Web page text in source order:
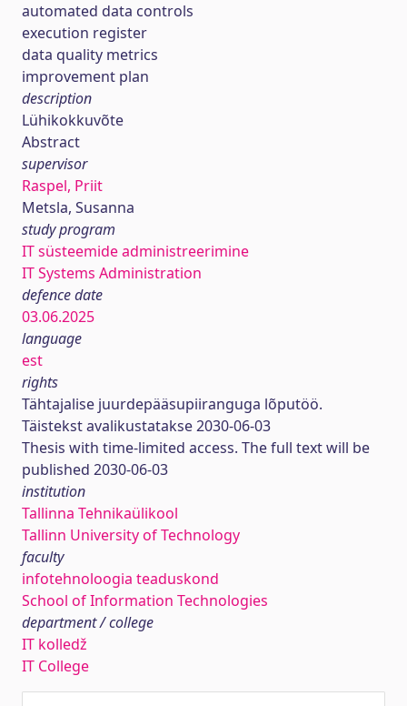
automated data controls
execution register
data quality metrics
improvement plan
description
Lühikokkuvõte
Abstract
supervisor
Raspel, Priit
Metsla, Susanna
study program
IT süsteemide administreerimine
IT Systems Administration
defence date
03.06.2025
language
est
rights
Tähtajalise juurdepääsupiiranguga lõputöö.
Täistekst avalikustatakse 2030-06-03
Thesis with time-limited access. The full text will be
published 2030-06-03
institution
Tallinna Tehnikaülikool
Tallinn University of Technology
faculty
infotehnoloogia teaduskond
School of Information Technologies
department / college
IT kolledž
IT College